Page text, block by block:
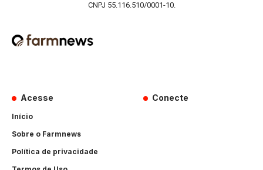
CNPJ 55.116.510/0001-10.
Acesse
Início
Sobre o Farmnews
Política de privacidade
Conecte